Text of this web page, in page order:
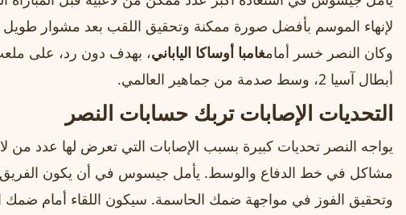
لإنهاء الموسم بأفضل صورة ممكنة وتحقيق اللقب بعد مشوار
وكان النصر خسر أمامغامبا أوساكا الياباني، بهدف دون رد، على
أبطال آسيا 2، وسط صدمة من جماهير العالمي.
التحديات الإصابات تربك حسابات النصر
يواجه النصر تحديات كبيرة بسبب الإصابات التي تعرض لها عدد من
مشاكل في خط الدفاع والوسط. يأمل جيسوس في أن يكون الفريق
وتحقيق الفوز في مواجهة ضمك الحاسمة. سيكون اللقاء أمام ضمك